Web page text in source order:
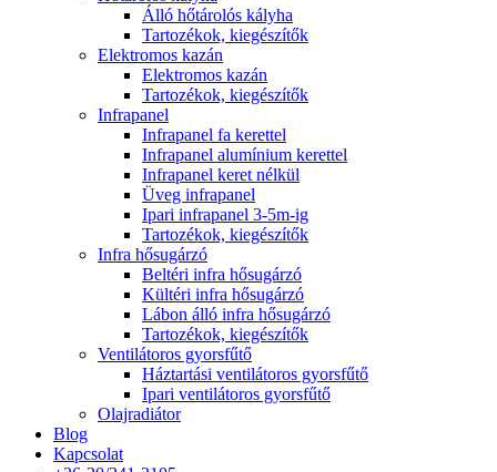
Álló hőtárolós kályha
Tartozékok, kiegészítők
Elektromos kazán
Elektromos kazán
Tartozékok, kiegészítők
Infrapanel
Infrapanel fa kerettel
Infrapanel alumínium kerettel
Infrapanel keret nélkül
Üveg infrapanel
Ipari infrapanel 3-5m-ig
Tartozékok, kiegészítők
Infra hősugárzó
Beltéri infra hősugárzó
Kültéri infra hősugárzó
Lábon álló infra hősugárzó
Tartozékok, kiegészítők
Ventilátoros gyorsfűtő
Háztartási ventilátoros gyorsfűtő
Ipari ventilátoros gyorsfűtő
Olajradiátor
Blog
Kapcsolat